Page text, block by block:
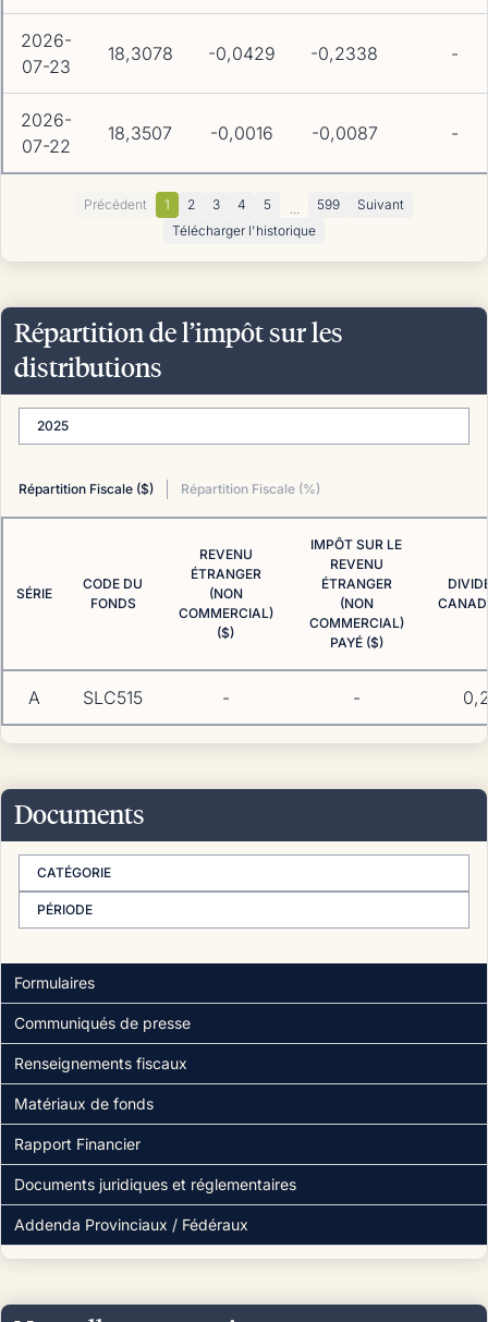
2026-
07-23
18,3078 -0,0429 -0,2338 -
2026-
07-22
18,3507 -0,0016 -0,0087 -
Précédent 1 2 3 4 5 ... 599
Suivant
Télécharger l'historique
Répartition de l’impôt sur les
distributions
2025
Répartition Fiscale ($) Répartition Fiscale (%)
SÉRIE
CODE DU
FONDS
REVENU
ÉTRANGER
(NON
COMMERCIAL)
($)
IMPÔT SUR LE
REVENU
ÉTRANGER
(NON
COMMERCIAL)
PAYÉ ($)
A SLC515 - -
Documents
CATÉGORIE
PÉRIODE
Formulaires
Communiqués de presse
Renseignements fiscaux
Matériaux de fonds
Rapport Financier
Documents juridiques et réglementaires
Addenda Provinciaux / Fédéraux